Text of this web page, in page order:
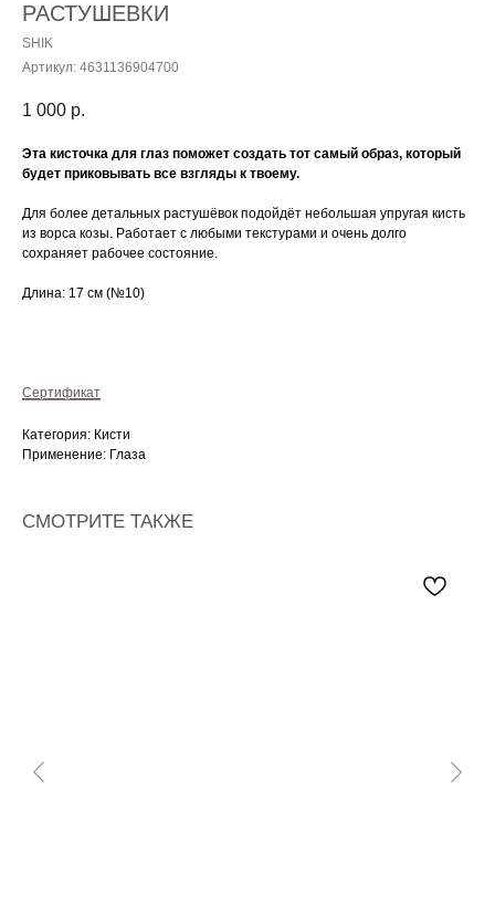
РАСТУШЕВКИ
SHIK
Артикул: 4631136904700
1 000 р.
Эта кисточка для глаз поможет создать тот самый образ, который
будет приковывать все взгляды к твоему.
Для более детальных растушёвок подойдёт небольшая упругая кисть
из ворса козы. Работает с любыми текстурами и очень долго
сохраняет рабочее состояние.
Длина: 17 см (№10)
Сертификат
Категория: Кисти
Применение: Глаза
СМОТРИТЕ ТАКЖЕ